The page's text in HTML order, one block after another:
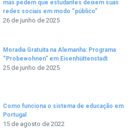
mas pedem que estudantes deixem suas
redes sociais em modo “público”
26 de junho de 2025
Moradia Gratuita na Alemanha: Programa
“Probewohnen” em Eisenhüttenstadt
25 de junho de 2025
Como funciona o sistema de educação em
Portugal
15 de agosto de 2022